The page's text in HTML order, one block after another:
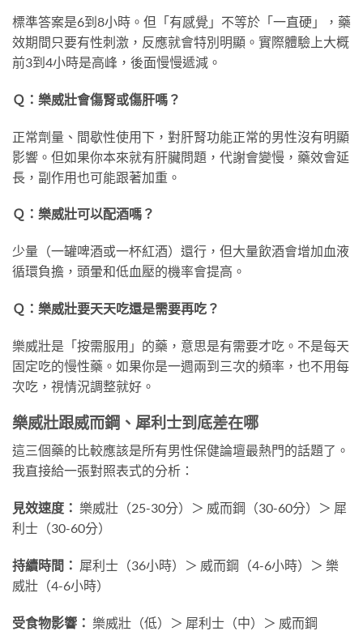
標準答案是6到8小時。但「有感覺」不等於「一直硬」，藥
效期間只要有性刺激，反應就會特別明顯。實際體驗上大概
前3到4小時是高峰，後面慢慢遞減。
Ｑ：樂威壯會傷腎或傷肝嗎？
正常劑量、間歇性使用下，對肝腎功能正常的男性沒有明顯
影響。但如果你本來就有肝臟問題，代謝會變慢，藥效會延
長，副作用也可能跟著加重。
Ｑ：樂威壯可以配酒嗎？
少量（一罐啤酒或一杯紅酒）還行，但大量飲酒會增加血液
循環負擔，頭暈和低血壓的機率會提高。
Ｑ：樂威壯要天天吃還是需要再吃？
樂威壯是「按需服用」的藥，意思是有需要才吃。不是每天
固定吃的慢性藥。如果你是一週兩到三次的頻率，也不用每
次吃，視情況調整就好。
樂威壯跟威而鋼、犀利士到底差在哪
這三個藥的比較應該是所有男性保健論壇最熱門的話題了。
我直接給一張對照表式的分析：
見效速度： 樂威壯（25-30分）＞ 威而鋼（30-60分）＞ 犀
利士（30-60分）
持續時間： 犀利士（36小時）＞ 威而鋼（4-6小時）＞ 樂
威壯（4-6小時）
受食物影響： 樂威壯（低）＞ 犀利士（中）＞ 威而鋼